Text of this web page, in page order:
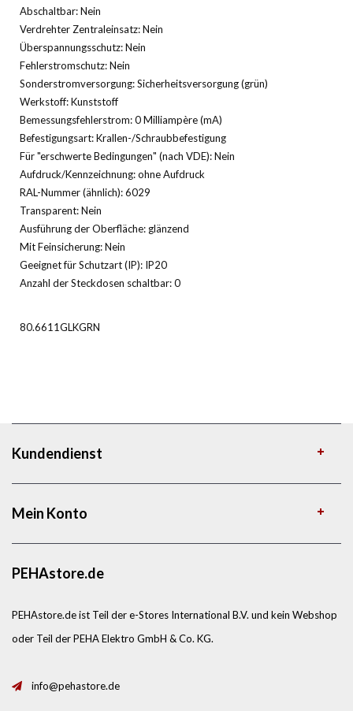
Abschaltbar: Nein
Verdrehter Zentraleinsatz: Nein
Überspannungsschutz: Nein
Fehlerstromschutz: Nein
Sonderstromversorgung: Sicherheitsversorgung (grün)
Werkstoff: Kunststoff
Bemessungsfehlerstrom: 0 Milliampère (mA)
Befestigungsart: Krallen-/Schraubbefestigung
Für "erschwerte Bedingungen" (nach VDE): Nein
Aufdruck/Kennzeichnung: ohne Aufdruck
RAL-Nummer (ähnlich): 6029
Transparent: Nein
Ausführung der Oberfläche: glänzend
Mit Feinsicherung: Nein
Geeignet für Schutzart (IP): IP20
Anzahl der Steckdosen schaltbar: 0
80.6611GLKGRN
Kundendienst
Mein Konto
PEHAstore.de
PEHAstore.de ist Teil der e-Stores International B.V. und kein Webshop
oder Teil der PEHA Elektro GmbH & Co. KG.
info@pehastore.de